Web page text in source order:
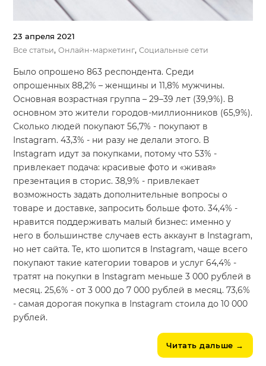
23 апреля 2021
Все статьи,Онлайн-маркетинг,Социальные сети
Было опрошено 863 респондента. Среди
опрошенных 88,2% – женщины и 11,8% мужчины.
Основная возрастная группа – 29–39 лет (39,9%). В
основном это жители городов-миллионников (65,9%).
Сколько людей покупают 56,7% - покупают в
Instagram. 43,3% - ни разу не делали этого. В
Instagram идут за покупками, потому что 53% -
привлекает подача: красивые фото и «живая»
презентация в сторис. 38,9% - привлекает
возможность задать дополнительные вопросы о
товаре и доставке, запросить больше фото. 34,4% -
нравится поддерживать малый бизнес: именно у
него в большинстве случаев есть аккаунт в Instagram,
но нет сайта. Те, кто шопится в Instagram, чаще всего
покупают такие категории товаров и услуг 64,4% -
тратят на покупки в Instagram меньше 3 000 рублей в
месяц. 25,6% - от 3 000 до 7 000 рублей в месяц. 73,6%
- самая дорогая покупка в Instagram стоила до 10 000
рублей.
Читать дальше →